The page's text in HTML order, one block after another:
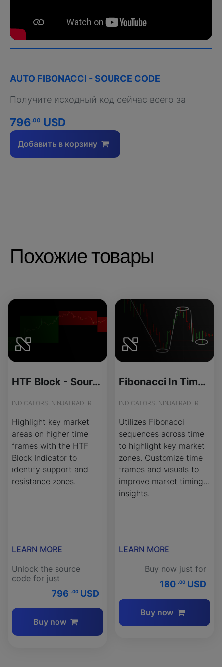
AUTO FIBONACCI - SOURCE CODE
Получите исходный код сейчас всего за
796.00 USD
Добавить в корзину
Похожие товары
HTF Block - Source Code
INDICATORS, NINJATRADER
Highlight key market
areas on higher time
frames with the HTF
Block Indicator to
identify support and
resistance zones.
LEARN MORE
Unlock the source
code for just
796 .00 USD
Buy now
Fibonacci In Time - License Version
INDICATORS, NINJATRADER
Utilizes Fibonacci
sequences across time
to highlight key market
zones. Customize time
frames and visuals to
improve market timing
insights.
LEARN MORE
Buy now just for
180 .00 USD
Buy now